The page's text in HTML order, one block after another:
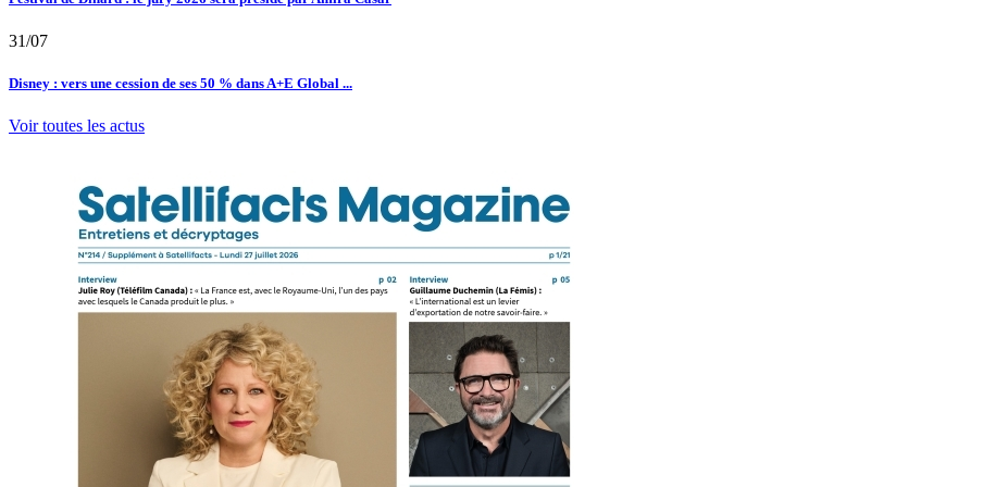
31/07
Disney : vers une cession de ses 50 % dans A+E Global ...
Voir toutes les actus